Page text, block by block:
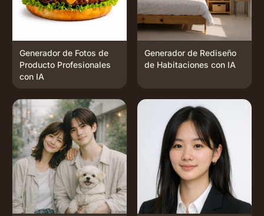
Generador de Fotos de
Producto Profesionales
con IA
Generador de Rediseño
de Habitaciones con IA